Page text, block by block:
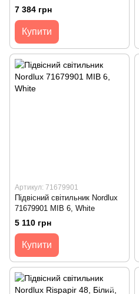
7 384 грн
Купити
Артикул: 71679901
Підвісний світильник Nordlux
71679901 MIB 6, White
5 110 грн
Купити